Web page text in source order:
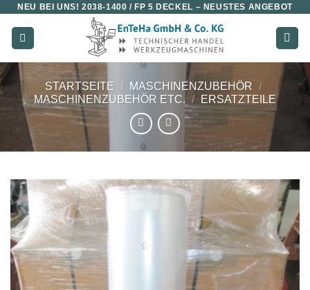
Zum
Inhalt
springen
NEU BEI UNS!2038-1400 / FP 5 DECKEL – NEUSTES ANGEBOT
STARTSEITE / MASCHINENZUBEHÖR /
MASCHINENZUBEHÖR ETC. / ERSATZTEILE